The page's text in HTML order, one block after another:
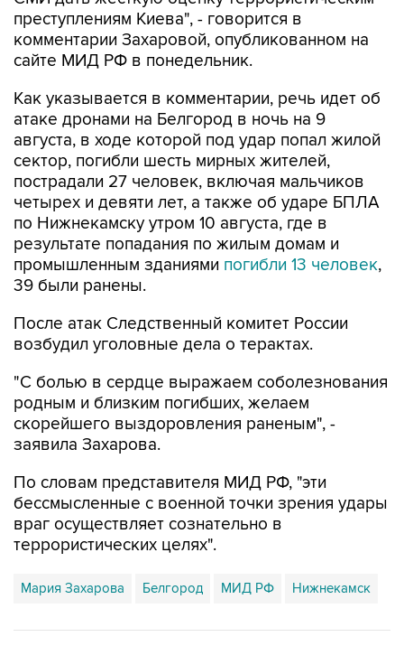
преступлениям Киева", - говорится в
комментарии Захаровой, опубликованном на
сайте МИД РФ в понедельник.
Как указывается в комментарии, речь идет об
атаке дронами на Белгород в ночь на 9
августа, в ходе которой под удар попал жилой
сектор, погибли шесть мирных жителей,
пострадали 27 человек, включая мальчиков
четырех и девяти лет, а также об ударе БПЛА
по Нижнекамску утром 10 августа, где в
результате попадания по жилым домам и
промышленным зданиями погибли 13 человек,
39 были ранены.
После атак Следственный комитет России
возбудил уголовные дела о терактах.
"С болью в сердце выражаем соболезнования
родным и близким погибших, желаем
скорейшего выздоровления раненым", -
заявила Захарова.
По словам представителя МИД РФ, "эти
бессмысленные с военной точки зрения удары
враг осуществляет сознательно в
террористических целях".
Мария Захарова Белгород МИД РФ Нижнекамск